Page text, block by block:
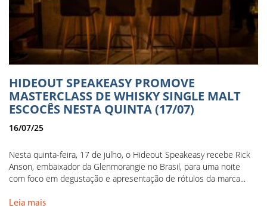
HIDEOUT SPEAKEASY PROMOVE
MASTERCLASS DE WHISKY SINGLE MALT
ESCOCÊS NESTA QUINTA (17/07)
16/07/25
Nesta quinta-feira, 17 de julho, o Hideout Speakeasy recebe Rick
Anson, embaixador da Glenmorangie no Brasil, para uma noite
com foco em degustação e apresentação de rótulos da marca...
Leia mais